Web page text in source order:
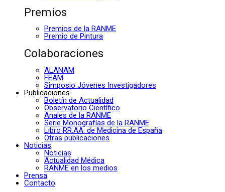
Premios
Premios de la RANME
Premio de Pintura
Colaboraciones
ALANAM
FEAM
Simposio Jóvenes Investigadores
Publicaciones
Boletín de Actualidad
Observatorio Científico
Anales de la RANME
Serie Monografías de la RANME
Libro RR.AA. de Medicina de España
Otras publicaciones
Noticias
Noticias
Actualidad Médica
RANME en los medios
Prensa
Contacto